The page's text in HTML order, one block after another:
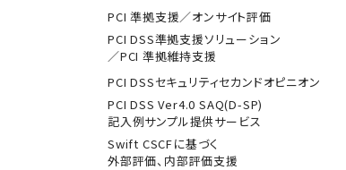
PCI 準拠支援／オンサイト評価
PCI DSS準拠支援ソリューション
／PCI 準拠維持支援
PCI DSSセキュリティセカンドオピニオン
PCI DSS Ver4.0 SAQ(D-SP)
記入例サンプル提供サービス
Swift CSCFに基づく
外部評価、内部評価支援